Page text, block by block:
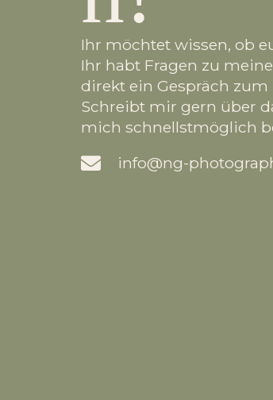
Ihr möchtet wissen, ob
Ihr habt Fragen zu
direkt ein Gespräch
Schreibt mir gern über
mich schnellstmöglich
info@ng-